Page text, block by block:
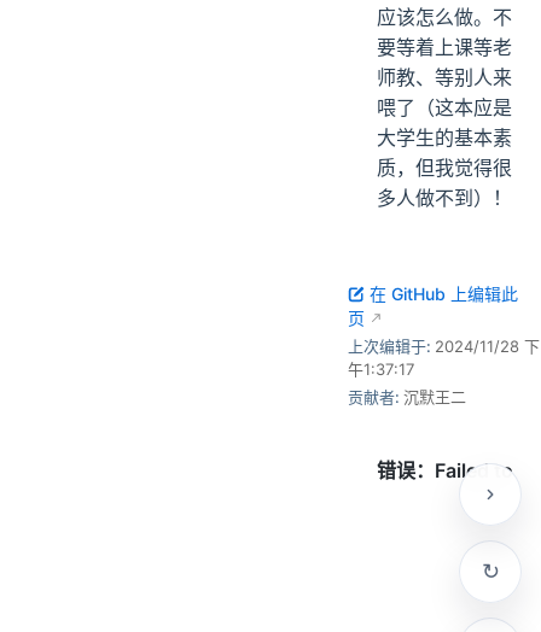
应该怎么做。不
要等着上课等老
师教、等别人来
喂了（这本应是
大学生的基本素
质，但我觉得很
多人做不到）！
在 GitHub 上编辑此
页
上次编辑于: 2024/11/28 下
午1:37:17
贡献者: 沉默王二